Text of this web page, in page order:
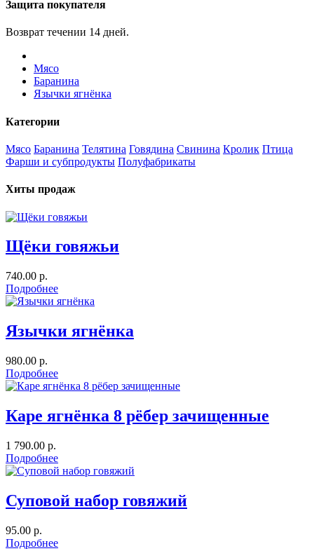
Защита покупателя
Возврат течении 14 дней.
Мясо
Баранина
Язычки ягнёнка
Категории
Мясо Баранина Телятина Говядина Свинина Кролик Птица
Фарши и субпродукты Полуфабрикаты
Хиты продаж
Щёки говяжьи
740.00 р.
Подробнее
Язычки ягнёнка
980.00 р.
Подробнее
Каре ягнёнка 8 рёбер зачищенные
1 790.00 р.
Подробнее
Суповой набор говяжий
95.00 р.
Подробнее